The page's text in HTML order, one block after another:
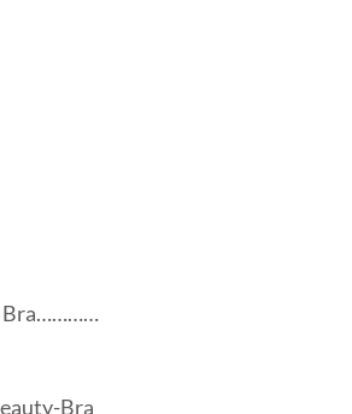
Bra…………
Bra